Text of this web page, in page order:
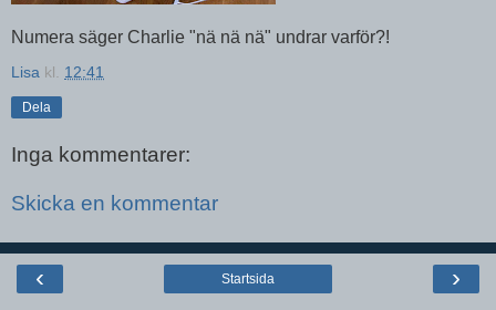
Numera säger Charlie "nä nä nä" undrar varför?!
Lisa kl. 12:41
Dela
Inga kommentarer:
Skicka en kommentar
‹ ›
Startsida